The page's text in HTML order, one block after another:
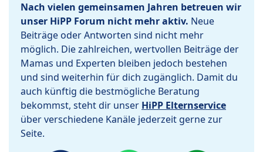
Nach vielen gemeinsamen Jahren betreuen wir
unser HiPP Forum nicht mehr aktiv. Neue
Beiträge oder Antworten sind nicht mehr
möglich. Die zahlreichen, wertvollen Beiträge der
Mamas und Experten bleiben jedoch bestehen
und sind weiterhin für dich zugänglich. Damit du
auch künftig die bestmögliche Beratung
bekommst, steht dir unser HiPP Elternservice
über verschiedene Kanäle jederzeit gerne zur
Seite.